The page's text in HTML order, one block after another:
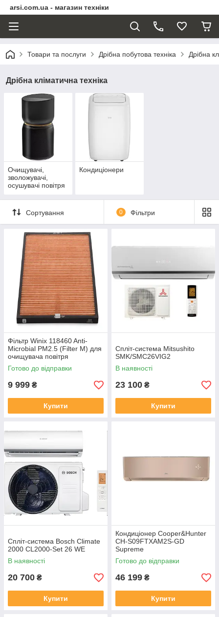
arsi.com.ua - магазин техніки
Товари та послуги Дрібна побутова техніка Дрібна
Дрібна кліматична техніка
Очищувачі,
зволожувачі,
осушувачі повітря
Кондиціонери
Сортування 0 Фільтри
Фільтр Winix 118460 Anti-
Microbial PM2.5 (Filter M) для
очищувача повітря
Готово до відправки
9 999 ₴
Купити
Спліт-система Mitsushito
SMK/SMC26VIG2
В наявності
23 100 ₴
Купити
Спліт-система Bosch Climate
2000 CL2000-Set 26 WE
В наявності
20 700 ₴
Купити
Кондиціонер Cooper&Hunter
CH-S09FTXAM2S-GD
Supreme
Готово до відправки
46 199 ₴
Купити